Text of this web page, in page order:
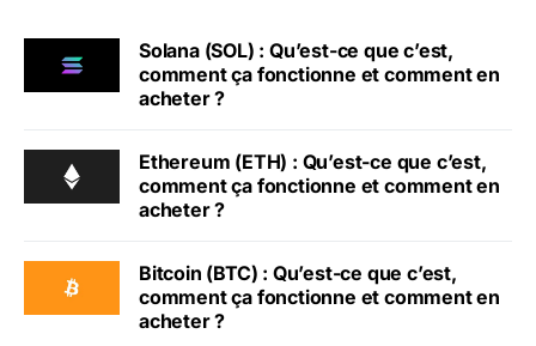
Solana (SOL) : Qu’est-ce que c’est,
comment ça fonctionne et comment en
acheter ?
Ethereum (ETH) : Qu’est-ce que c’est,
comment ça fonctionne et comment en
acheter ?
Bitcoin (BTC) : Qu’est-ce que c’est,
comment ça fonctionne et comment en
acheter ?